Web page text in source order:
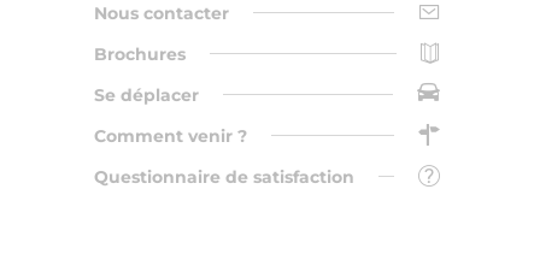
Nous contacter
Brochures
Se déplacer
Comment venir ?
Questionnaire de satisfaction